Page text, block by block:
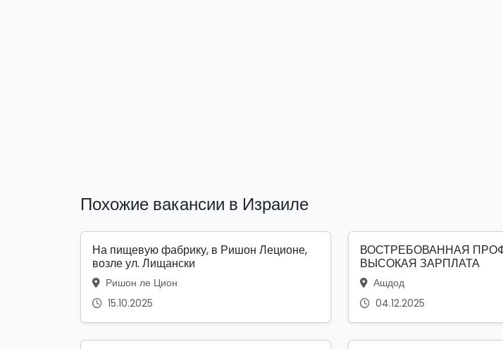
Похожие вакансии в Израиле
На пищевую фабрику, в Ришон Леционе,
возле ул. Лищански
Ришон ле Цион
15.10.2025
ВОСТРЕБОВАННАЯ
ВЫСОКАЯ ЗАРПЛАТА
Ашдод
04.12.2025